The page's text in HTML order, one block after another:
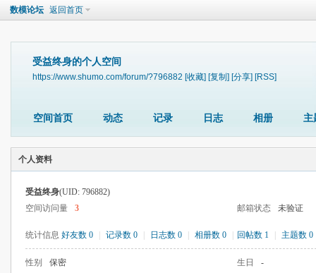
数模论坛 返回首页
受益终身的个人空间
https://www.shumo.com/forum/?796882 [收藏] [复制] [分享] [RSS]
空间首页 动态 记录 日志 相册 主
个人资料
受益终身(UID: 796882)
空间访问量
3 邮箱状态 未验证
统计信息 好友数 0 记录数 0 日志数 0 相册数 0 回帖数 1 主题数 0
性别 保密 生日 -